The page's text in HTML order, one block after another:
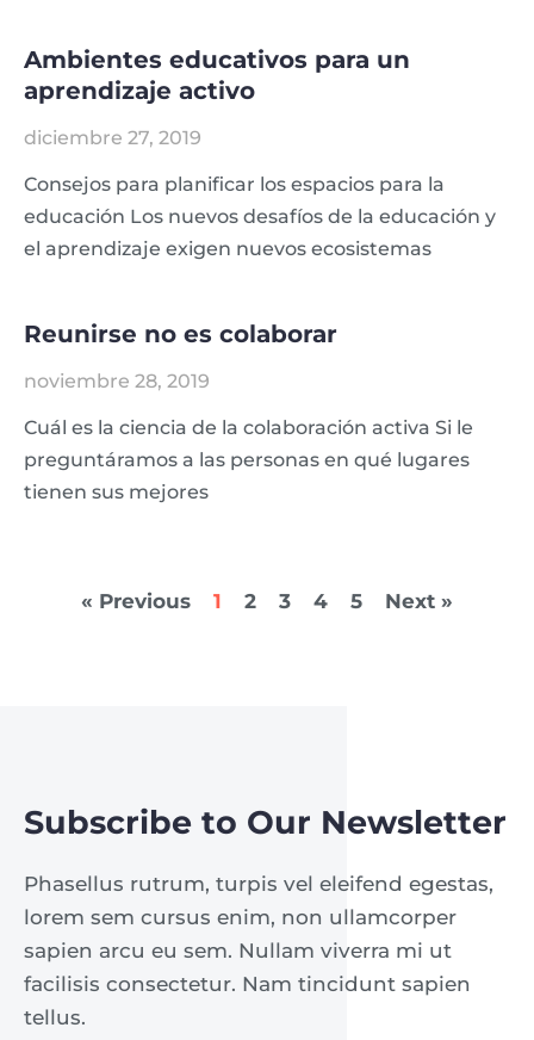
Ambientes educativos para un
aprendizaje activo
diciembre 27, 2019
Consejos para planificar los espacios para la
educación Los nuevos desafíos de la educación y
el aprendizaje exigen nuevos ecosistemas
Reunirse no es colaborar
noviembre 28, 2019
Cuál es la ciencia de la colaboración activa Si le
preguntáramos a las personas en qué lugares
tienen sus mejores
« Previous 1 2 3 4 5 Next »
Subscribe to Our Newsletter
Phasellus rutrum, turpis vel eleifend egestas,
lorem sem cursus enim, non ullamcorper
sapien arcu eu sem. Nullam viverra mi ut
facilisis consectetur. Nam tincidunt sapien
tellus.